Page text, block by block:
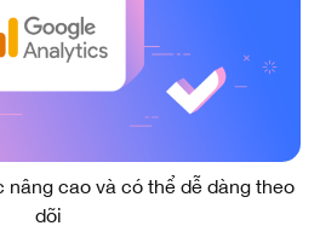
cao và có thể dễ dàng theo
dõi